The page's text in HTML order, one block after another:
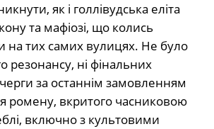
як і голлівудська еліта
та мафіозі, що колись
на тих самих вулицях. Не було
резонансу, ні фінальних
за останнім замовленням
ромену, вкритого часниковою
включно з культовими